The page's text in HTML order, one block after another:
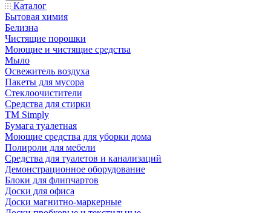
Каталог
Бытовая химия
Белизна
Чистящие порошки
Моющие и чистящие средства
Мыло
Освежитель воздуха
Пакеты для мусора
Стеклоочистители
Средства для стирки
TM Simply
Бумага туалетная
Моющие средства для уборки дома
Полироли для мебели
Средства для туалетов и канализаций
Демонстрационное оборудование
Блоки для флипчартов
Доски для офиса
Доски магнитно-маркерные